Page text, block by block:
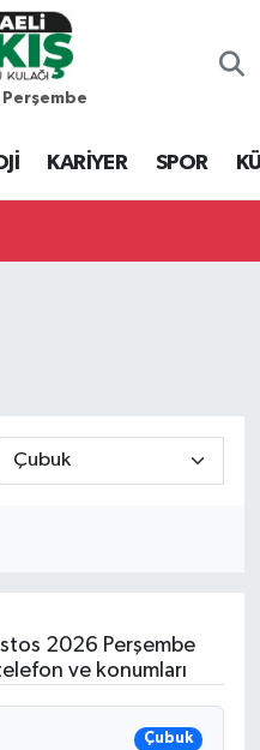
KARİYER SPOR
2026 Perşembe
ve konumları
Çubuk